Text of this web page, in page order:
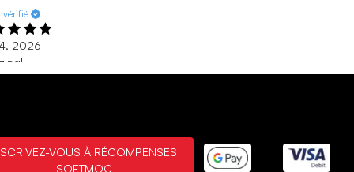
vérifié
2026
comfy shoes!!! My kid love it!!
26, 2025VOUS À RÉCOMPENSES
SOFTMOC